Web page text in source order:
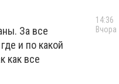
За все
и по какой
как все
14:36
Вчора